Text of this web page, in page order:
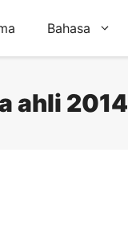
Bahasa
ahli 2014